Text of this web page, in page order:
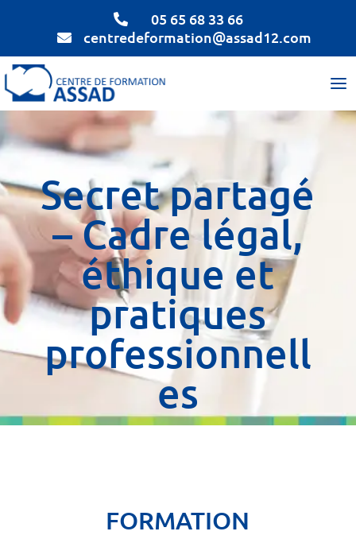
 05 65 68 33 66
 centredeformation@assad12.com
Secret partagé
– Cadre légal,
éthique et
pratiques
professionnell
es
FORMATION